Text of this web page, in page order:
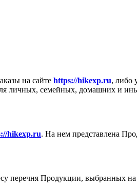
на сайте https://hikexp.ru, либо
личных, семейных, домашних и
hikexp.ru. На нем представлена
перечня Продукции, выбранных